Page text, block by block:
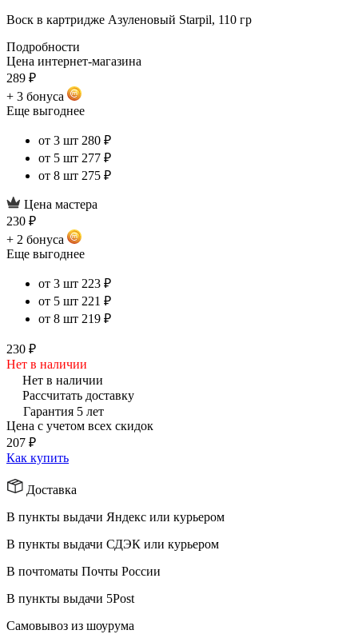
Воск в картридже Азуленовый Starpil, 110 гр
Подробности
Цена интернет-магазина
289 ₽
+ 3 бонуса
Еще выгоднее
от 3 шт 280 ₽
от 5 шт 277 ₽
от 8 шт 275 ₽
Цена мастера
230 ₽
+ 2 бонуса
Еще выгоднее
от 3 шт 223 ₽
от 5 шт 221 ₽
от 8 шт 219 ₽
230 ₽
Нет в наличии
Нет в наличии
Рассчитать доставку
Гарантия 5 лет
Цена с учетом всех скидок
207 ₽
Как купить
Доставка
В пункты выдачи Яндекс или курьером
В пункты выдачи СДЭК или курьером
В почтоматы Почты России
В пункты выдачи 5Post
Самовывоз из шоурума